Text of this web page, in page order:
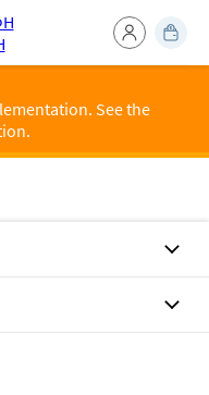
See the